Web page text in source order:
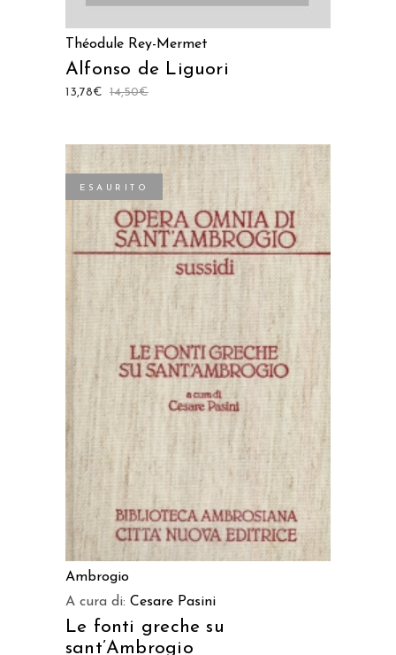
Théodule Rey-Mermet
Alfonso de Liguori
14,50€
13,78€
ESAURITO
LEGGI TUTTO
Ambrogio
A cura di: Cesare Pasini
Le fonti greche su
sant’Ambrogio